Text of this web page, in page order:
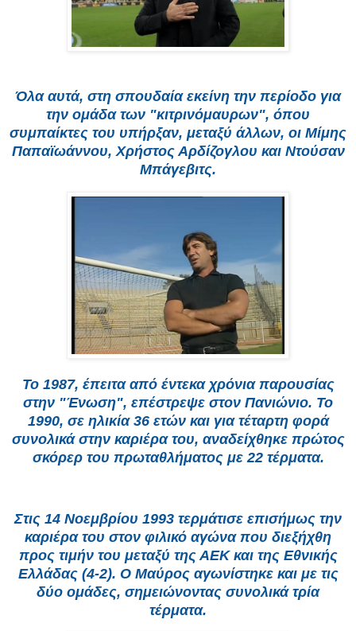
Όλα αυτά, στη σπουδαία εκείνη την περίοδο για
την ομάδα των "κιτρινόμαυρων", όπου
συμπαίκτες του υπήρξαν, μεταξύ άλλων, οι Μίμης
Παπαϊωάννου, Χρήστος Αρδίζογλου και Ντούσαν
Μπάγεβιτς.
Το 1987, έπειτα από έντεκα χρόνια παρουσίας
στην "Ένωση", επέστρεψε στον Πανιώνιο. Το
1990, σε ηλικία 36 ετών και για τέταρτη φορά
συνολικά στην καριέρα του, αναδείχθηκε πρώτος
σκόρερ του πρωταθλήματος με 22 τέρματα.
Στις 14 Νοεμβρίου 1993 τερμάτισε επισήμως την
καριέρα του στον φιλικό αγώνα που διεξήχθη
προς τιμήν του μεταξύ της ΑΕΚ και της Εθνικής
Ελλάδας (4-2). Ο Μαύρος αγωνίστηκε και με τις
δύο ομάδες, σημειώνοντας συνολικά τρία
τέρματα.